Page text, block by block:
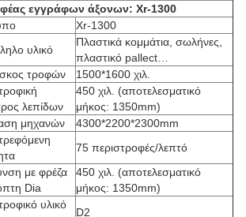
εγγράφων άξονων: Xr-1300
Xr-1300
υλικό
Πλαστικά κομμάτια, σωλήνες,
πλαστικό pallect…
τροφών
1500*1600 χιλ.
λεπίδων
450 χιλ. (αποτελεσματικό
μήκος: 1350mm)
μηχανών
4300*2200*2300mm
75 περιστροφές/λεπτό
με φρέζα
Dia
450 χιλ. (αποτελεσματικό
μήκος: 1350mm)
υλικό
D2